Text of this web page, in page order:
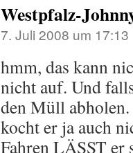
Westpfalz-
7. Juli 2008 um 17:13
hmm, das kann
nicht auf. Und
den Müll
kocht er ja auch
Fahren LÄSST er